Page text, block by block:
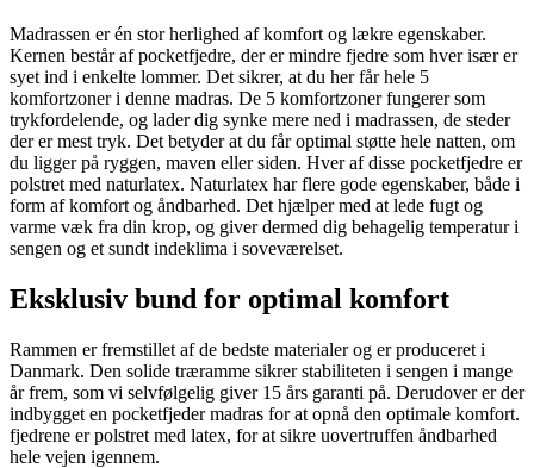
Madrassen er én stor herlighed af komfort og lækre egenskaber.
Kernen består af pocketfjedre, der er mindre fjedre som hver især er
syet ind i enkelte lommer. Det sikrer, at du her får hele 5
komfortzoner i denne madras. De 5 komfortzoner fungerer som
trykfordelende, og lader dig synke mere ned i madrassen, de steder
der er mest tryk. Det betyder at du får optimal støtte hele natten, om
du ligger på ryggen, maven eller siden. Hver af disse pocketfjedre er
polstret med naturlatex. Naturlatex har flere gode egenskaber, både i
form af komfort og åndbarhed. Det hjælper med at lede fugt og
varme væk fra din krop, og giver dermed dig behagelig temperatur i
sengen og et sundt indeklima i soveværelset.
Eksklusiv bund for optimal komfort
Rammen er fremstillet af de bedste materialer og er produceret i
Danmark. Den solide træramme sikrer stabiliteten i sengen i mange
år frem, som vi selvfølgelig giver 15 års garanti på. Derudover er der
indbygget en pocketfjeder madras for at opnå den optimale komfort.
fjedrene er polstret med latex, for at sikre uovertruffen åndbarhed
hele vejen igennem.